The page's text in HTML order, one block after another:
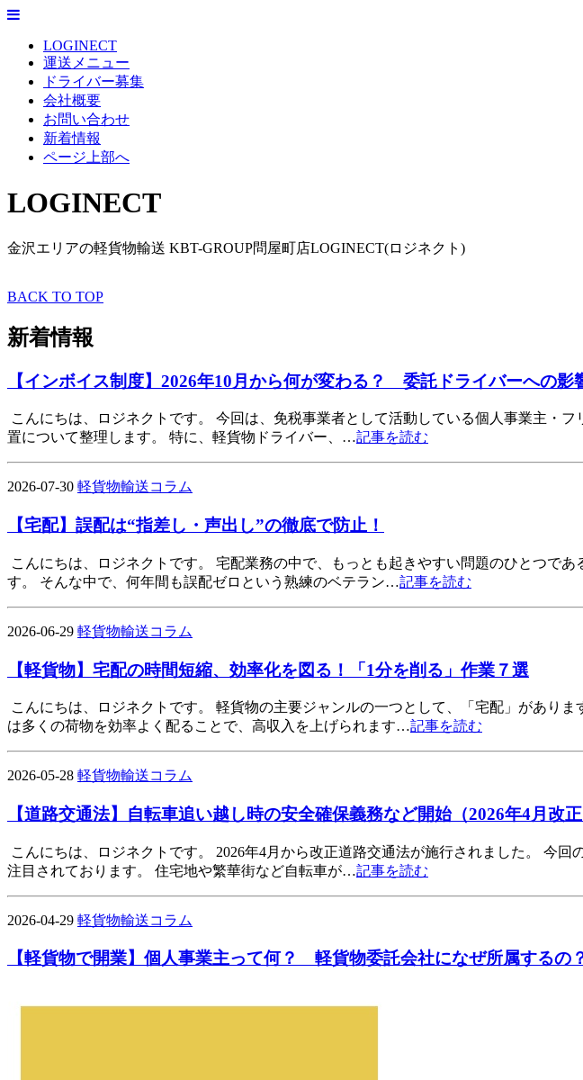
LOGINECT
運送メニュー
ドライバー募集
会社概要
お問い合わせ
新着情報
ページ上部へ
LOGINECT
金沢エリアの軽貨物輸送 KBT-GROUP問屋町店LOGINECT(ロジネクト)
BACK TO TOP
新着情報
【インボイス制度】2026年10月から何が変わる？ 委託ドライバーへの影
こんにちは、ロジネクトです。 今回は、免税事業者として活動している個人事業主・
置について整理します。 特に、軽貨物ドライバー、…記事を読む
2026-07-30 軽貨物輸送コラム
【宅配】誤配は“指差し・声出し”の徹底で防止！
こんにちは、ロジネクトです。 宅配業務の中で、もっとも起きやすい問題のひとつで
す。 そんな中で、何年間も誤配ゼロという熟練のベテラン…記事を読む
2026-06-29 軽貨物輸送コラム
【軽貨物】宅配の時間短縮、効率化を図る！「1分を削る」作業７選
こんにちは、ロジネクトです。 軽貨物の主要ジャンルの一つとして、「宅配」があり
は多くの荷物を効率よく配ることで、高収入を上げられます…記事を読む
2026-05-28 軽貨物輸送コラム
【道路交通法】自転車追い越し時の安全確保義務など開始（2026年4月改正
こんにちは、ロジネクトです。 2026年4月から改正道路交通法が施行されました。 今
注目されております。 住宅地や繁華街など自転車が…記事を読む
2026-04-29 軽貨物輸送コラム
【軽貨物で開業】個人事業主って何？ 軽貨物委託会社になぜ所属するの